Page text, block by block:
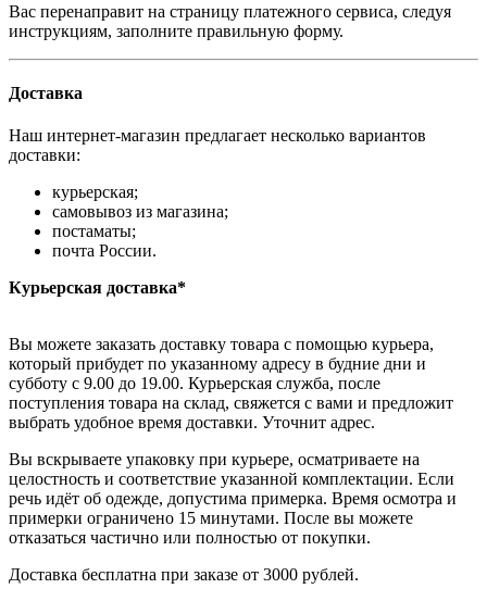
Вас перенаправит на страницу платежного сервиса, следуя
инструкциям, заполните правильную форму.
Доставка
Наш интернет-магазин предлагает несколько вариантов
доставки:
курьерская;
самовывоз из магазина;
постаматы;
почта России.
Курьерская доставка*
Вы можете заказать доставку товара с помощью курьера,
который прибудет по указанному адресу в будние дни и
субботу с 9.00 до 19.00. Курьерская служба, после
поступления товара на склад, свяжется с вами и предложит
выбрать удобное время доставки. Уточнит адрес.
Вы вскрываете упаковку при курьере, осматриваете на
целостность и соответствие указанной комплектации. Если
речь идёт об одежде, допустима примерка. Время осмотра и
примерки ограничено 15 минутами. После вы можете
отказаться частично или полностью от покупки.
Доставка бесплатна при заказе от 3000 рублей.